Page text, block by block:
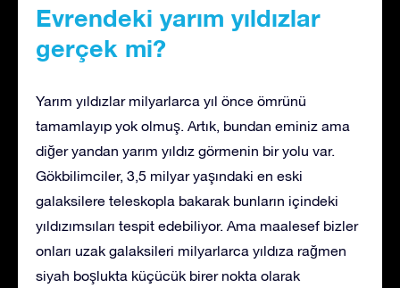
Evrendeki yarım yıldızlar
gerçek mi?
Yarım yıldızlar milyarlarca yıl önce ömrünü
tamamlayıp yok olmuş. Artık, bundan eminiz ama
diğer yandan yarım yıldız görmenin bir yolu var.
Gökbilimciler, 3,5 milyar yaşındaki en eski
galaksilere teleskopla bakarak bunların içindeki
yıldızımsıları tespit edebiliyor. Ama maalesef bizler
onları uzak galaksileri milyarlarca yıldıza rağmen
siyah boşlukta küçücük birer nokta olarak